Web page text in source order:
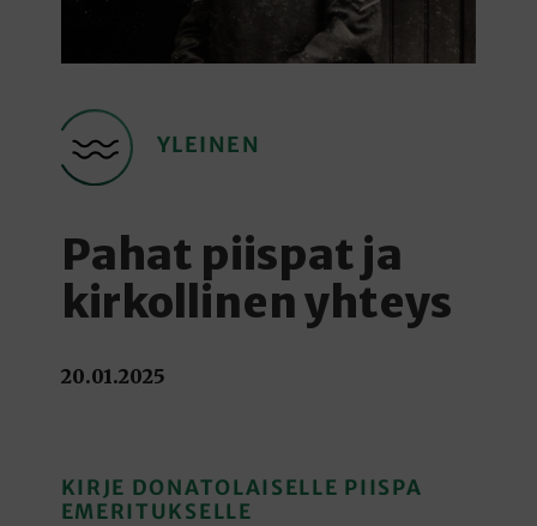
YLEINEN
Pahat piispat ja
kirkollinen yhteys
20.01.2025
KIRJE DONATOLAISELLE PIISPA
EMERITUKSELLE